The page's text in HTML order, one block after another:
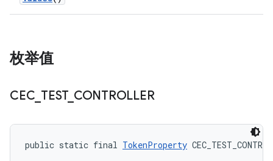
枚举值
CEC TEST_ CONTROLLER
public static final TokenProperty